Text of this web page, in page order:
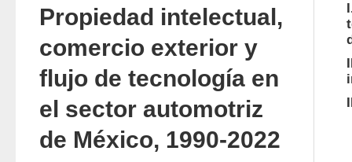
Propiedad intelectual,
comercio exterior y
flujo de tecnología en
el sector automotriz
de México, 1990-2022